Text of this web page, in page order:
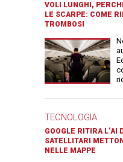
VOLI LUNGHI,
LE SCARPE: COME
TROMBOSI
TECNOLOGIA
GOOGLE RITIRA L’AI
SATELLITARI
NELLE MAPPE